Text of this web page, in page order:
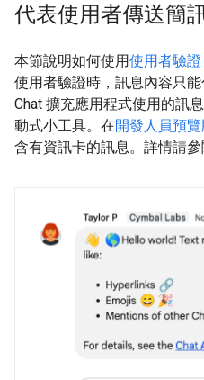
代表使用者傳送簡
本節說明如何使用使用者驗證
使用者驗證時，訊息內容只
Chat 擴充應用程式使用的訊
動式小工具。在開發人員預覽
含有資訊卡的訊息。詳情請參